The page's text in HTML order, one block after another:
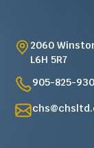
2060
L6H 5R7
905-825-